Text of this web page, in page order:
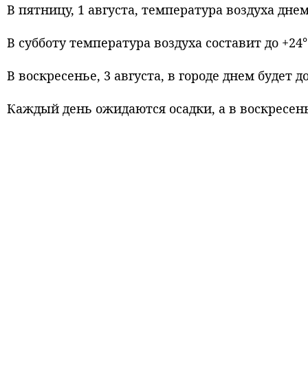
В пятницу, 1 августа, температура воздуха
В субботу температура воздуха составит до
В воскресенье, 3 августа, в городе днем будет
Каждый день ожидаются осадки, а в